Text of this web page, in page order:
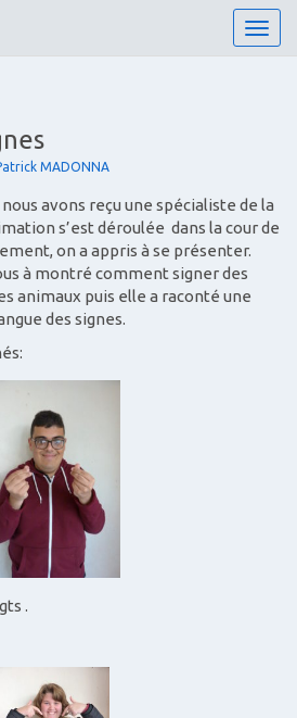
T
o
v
MADONNA
avons reçu une spécialiste de la
s’est déroulée dans la cour de
on a appris à se présenter.
à montré comment signer des
animaux puis elle a raconté une
des signes.
.